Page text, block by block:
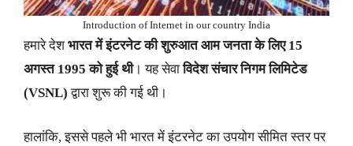
Introduction of Internet in our country India
हमारे देशभारत में इंटरनेट की शुरुआत आम जनता के लिए 15
अगस्त 1995 को हुई थी। यह सेवाविदेश संचार निगम लिमिटेड
(VSNL) द्वारा शुरू की गई थी।
हालांकि, इससे पहले भी भारत में इंटरनेट का उपयोग सीमित स्तर पर